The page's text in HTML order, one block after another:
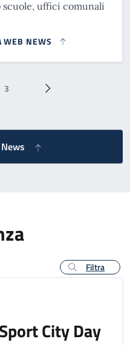
uffici comunali
WEB NEWS
Pagina
3 Pagina successiva
Filtra
City Day